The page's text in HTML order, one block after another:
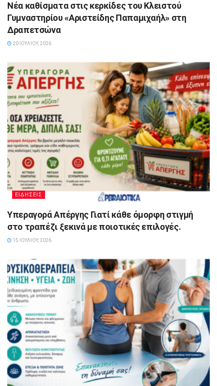
Νέα καθίσματα στις κερκίδες του Κλειστού
Γυμναστηρίου «Αριστείδης Παπαμιχαήλ» στη
Δραπετσώνα
20 ΙΟΥΛΊΟΥ, 2026
ΕΙΔΗΣΕΙΣ
Υπεραγορά Απέργης Γιατί κάθε όμορφη στιγμή
στο τραπέζι ξεκινά με ποιοτικές επιλογές.
15 ΙΟΥΛΊΟΥ, 2026